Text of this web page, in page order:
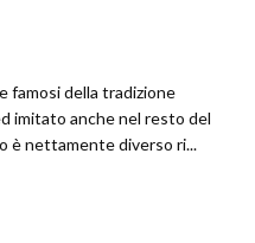
famosi della tradizione
imitato anche nel resto del
è nettamente diverso ri...